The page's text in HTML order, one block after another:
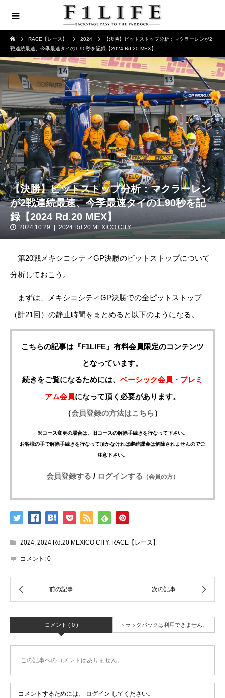
RACE【レース】 2024
【決勝】ピットストップ分析：マクラーレンが2
戦連続最速、今季最速タイの1.90秒を記録【2024 Rd.20 MEX】
【決勝】ピットストップ分析：マクラーレン
が2戦連続最速、今季最速タイの1.90秒を記
録【2024 Rd.20 MEX】
2024.10.29 2024 Rd.20 MEXICO CITY
第20戦メキシコシティGP決勝のピットストップについて
分析しておこう。
まずは、メキシコシティGP決勝での全ピットストップ
（計21回）の静止時間をまとめると以下のようになる。
こちらの記事は『F1LIFE』有料会員限定のコンテンツ
となっています。
続きをご覧になるためには、 ベーシック会員・プレミ
アム会員になって頂く必要があります。
（会員登録の方法はこちら）
※コース変更の場合は、旧コースの解除手続きを行なって下さい。
お客様の手で解除手続きを行なって頂かなければ継続課金は解除されませんのでご
注意下さい。
会員登録する / ログインする （会員の方）
2024, 2024 Rd.20 MEXICO CITY, RACE【レース】
コメント: 0
コメント ( 0 ) トラックバックは利用できません。
この記事へのコメントはありません。
コメントするためには、 ログイン してください。